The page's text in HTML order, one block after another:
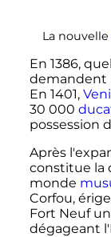
La nouvelle
En 1386,
demandent
En 1401,
30 000
possession
Après
constitue la
monde
Corfou,
Fort Neuf
dégageant